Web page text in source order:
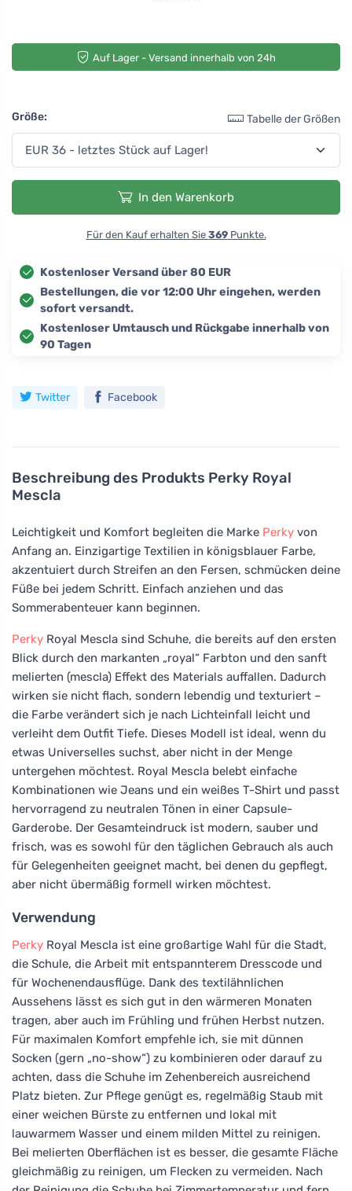
Beschreibung des Produkts Perky Royal
Mescla
Leichtigkeit und Komfort begleiten die Marke Perky von
Anfang an. Einzigartige Textilien in königsblauer Farbe,
akzentuiert durch Streifen an den Fersen, schmücken deine
Füße bei jedem Schritt. Einfach anziehen und das
Sommerabenteuer kann beginnen.
Perky Royal Mescla sind Schuhe, die bereits auf den ersten
Blick durch den markanten „royal“ Farbton und den sanft
melierten (mescla) Effekt des Materials auffallen. Dadurch
wirken sie nicht flach, sondern lebendig und texturiert –
die Farbe verändert sich je nach Lichteinfall leicht und
verleiht dem Outfit Tiefe. Dieses Modell ist ideal, wenn du
etwas Universelles suchst, aber nicht in der Menge
untergehen möchtest. Royal Mescla belebt einfache
Kombinationen wie Jeans und ein weißes T-Shirt und passt
hervorragend zu neutralen Tönen in einer Capsule-
Garderobe. Der Gesamteindruck ist modern, sauber und
frisch, was es sowohl für den täglichen Gebrauch als auch
für Gelegenheiten geeignet macht, bei denen du gepflegt,
aber nicht übermäßig formell wirken möchtest.
Verwendung
Perky Royal Mescla ist eine großartige Wahl für die Stadt,
die Schule, die Arbeit mit entspannterem Dresscode und
für Wochenendausflüge. Dank des textilähnlichen
Aussehens lässt es sich gut in den wärmeren Monaten
tragen, aber auch im Frühling und frühen Herbst nutzen.
Für maximalen Komfort empfehle ich, sie mit dünnen
Socken (gern „no-show“) zu kombinieren oder darauf zu
achten, dass die Schuhe im Zehenbereich ausreichend
Platz bieten. Zur Pflege genügt es, regelmäßig Staub mit
einer weichen Bürste zu entfernen und lokal mit
lauwarmem Wasser und einem milden Mittel zu reinigen.
Bei melierten Oberflächen ist es besser, die gesamte Fläche
gleichmäßig zu reinigen, um Flecken zu vermeiden. Nach
Auf Lager - Versand innerhalb von 24h
Größe: Tabelle der Größen
In den Warenkorb
Für den Kauf erhalten Sie 369Punkte.
Kostenloser Versand über 80 EUR
Bestellungen, die vor 12:00 Uhr eingehen, werden
sofort versandt.
Kostenloser Umtausch und Rückgabe innerhalb von
90 Tagen
Twitter Facebook